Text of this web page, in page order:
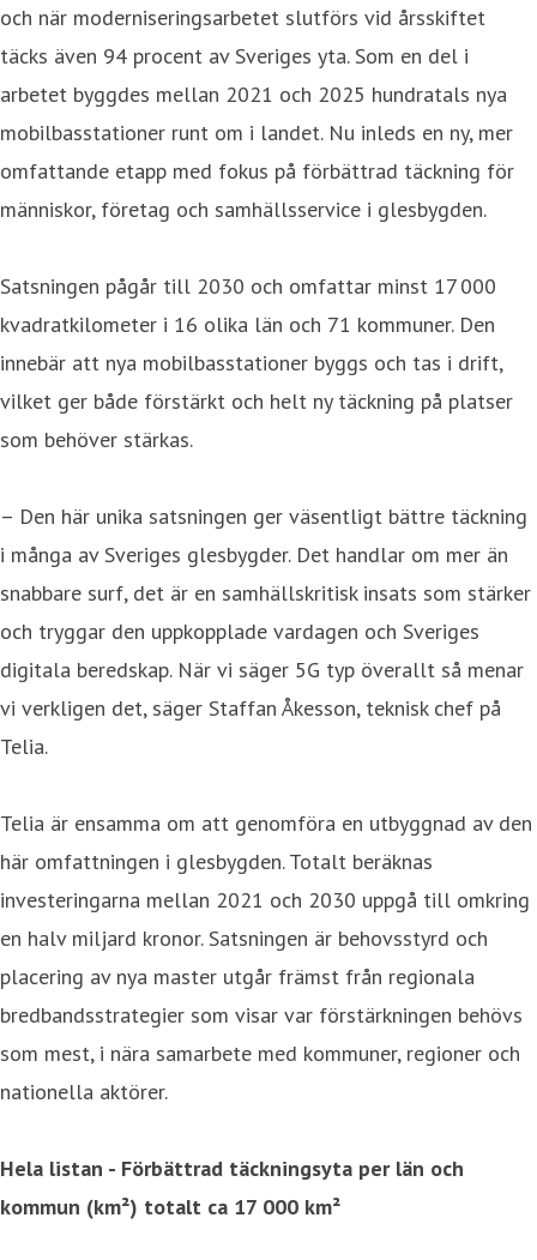
och när moderniseringsarbetet slutförs vid årsskiftet
täcks även 94 procent av Sveriges yta. Som en del i
arbetet byggdes mellan 2021 och 2025 hundratals nya
mobilbasstationer runt om i landet. Nu inleds en ny, mer
omfattande etapp med fokus på förbättrad täckning för
människor, företag och samhällsservice i glesbygden.
Satsningen pågår till 2030 och omfattar minst 17 000
kvadratkilometer i 16 olika län och 71 kommuner. Den
innebär att nya mobilbasstationer byggs och tas i drift,
vilket ger både förstärkt och helt ny täckning på platser
som behöver stärkas.
– Den här unika satsningen ger väsentligt bättre täckning
i många av Sveriges glesbygder. Det handlar om mer än
snabbare surf, det är en samhällskritisk insats som stärker
och tryggar den uppkopplade vardagen och Sveriges
digitala beredskap. När vi säger 5G typ överallt så menar
vi verkligen det, säger Staffan Åkesson, teknisk chef på
Telia.
Telia är ensamma om att genomföra en utbyggnad av den
här omfattningen i glesbygden. Totalt beräknas
investeringarna mellan 2021 och 2030 uppgå till omkring
en halv miljard kronor. Satsningen är behovsstyrd och
placering av nya master utgår främst från regionala
bredbandsstrategier som visar var förstärkningen behövs
som mest, i nära samarbete med kommuner, regioner och
nationella aktörer.
Hela listan - Förbättrad täckningsyta per län och
kommun (km²) totalt ca 17 000 km²